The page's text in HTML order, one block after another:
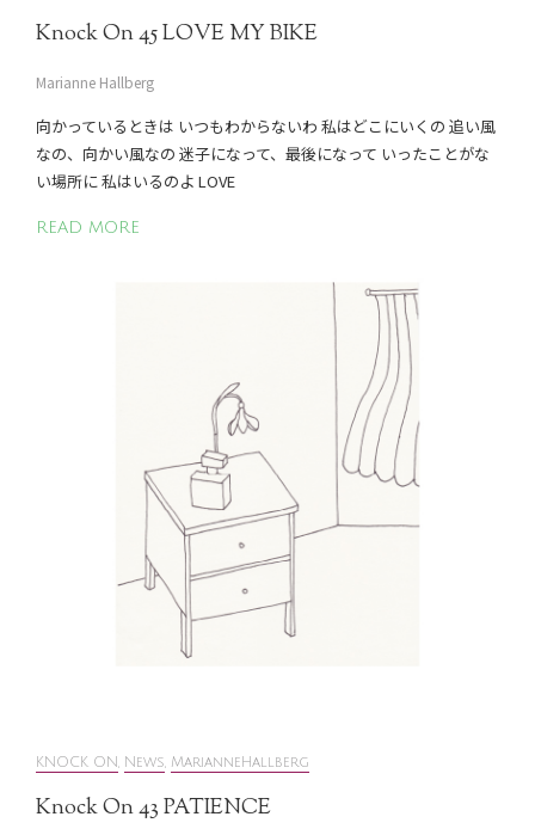
Knock On 45 LOVE MY BIKE
Marianne Hallberg
向かっているときは いつもわからないわ 私はどこにいくの 追い風
なの、向かい風なの 迷子になって、最後になって いったことがな
い場所に 私はいるのよ LOVE
READ MORE
KNOCK ON, News, MarianneHallberg
Knock On 43 PATIENCE